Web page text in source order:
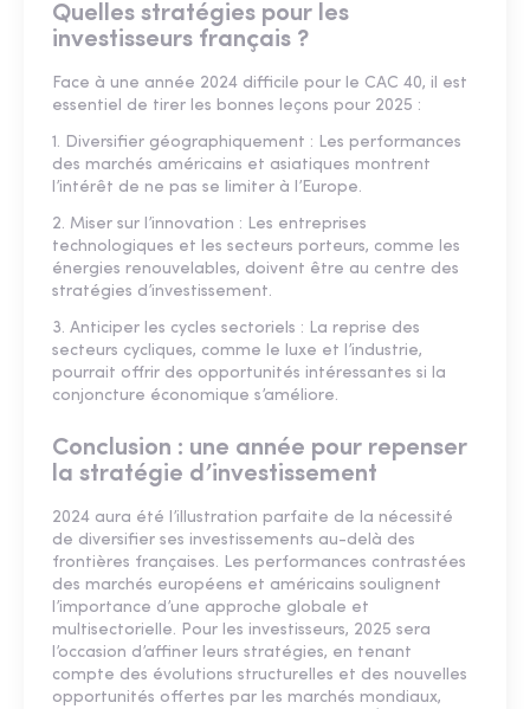
Quelles stratégies pour les
investisseurs français ?
Face à une année 2024 difficile pour le CAC 40, il est
essentiel de tirer les bonnes leçons pour 2025 :
1. Diversifier géographiquement : Les performances
des marchés américains et asiatiques montrent
l’intérêt de ne pas se limiter à l’Europe.
2. Miser sur l’innovation : Les entreprises
technologiques et les secteurs porteurs, comme les
énergies renouvelables, doivent être au centre des
stratégies d’investissement.
3. Anticiper les cycles sectoriels : La reprise des
secteurs cycliques, comme le luxe et l’industrie,
pourrait offrir des opportunités intéressantes si la
conjoncture économique s’améliore.
Conclusion : une année pour repenser
la stratégie d’investissement
2024 aura été l’illustration parfaite de la nécessité
de diversifier ses investissements au-delà des
frontières françaises. Les performances contrastées
des marchés européens et américains soulignent
l’importance d’une approche globale et
multisectorielle. Pour les investisseurs, 2025 sera
l’occasion d’affiner leurs stratégies, en tenant
compte des évolutions structurelles et des nouvelles
opportunités offertes par les marchés mondiaux,